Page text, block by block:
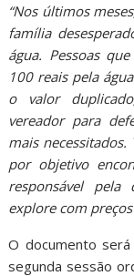
“Nos últimos
família
água. Pessoas
100 reais pela
o valor
vereador para
mais
por objetivo
responsável
explore com
O documento
segunda sessão